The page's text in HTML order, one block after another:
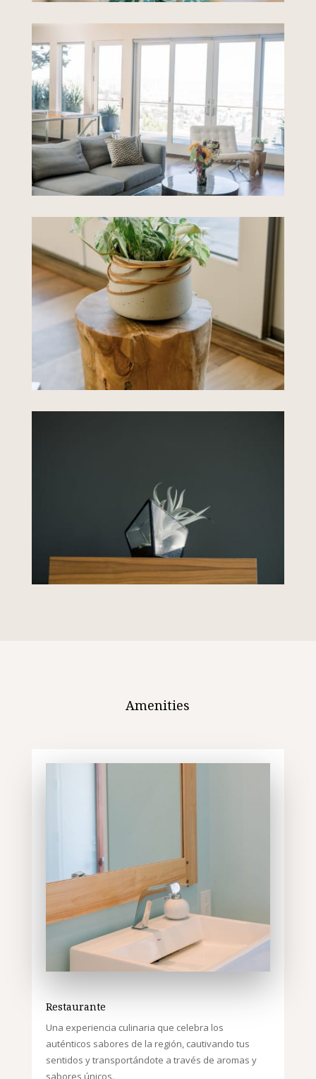
Amenities
Restaurante
Una experiencia culinaria que celebra los
auténticos sabores de la región, cautivando tus
sentidos y transportándote a través de aromas y
sabores únicos.